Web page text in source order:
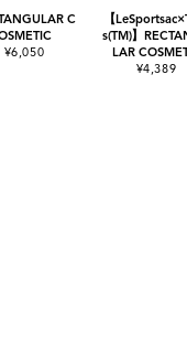
C
¥6,050
【
s(TM)】
LAR
¥4,389